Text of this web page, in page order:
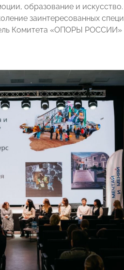
образование и
заинтересованных
Комитета «ОПОРЫ РОССИИ»